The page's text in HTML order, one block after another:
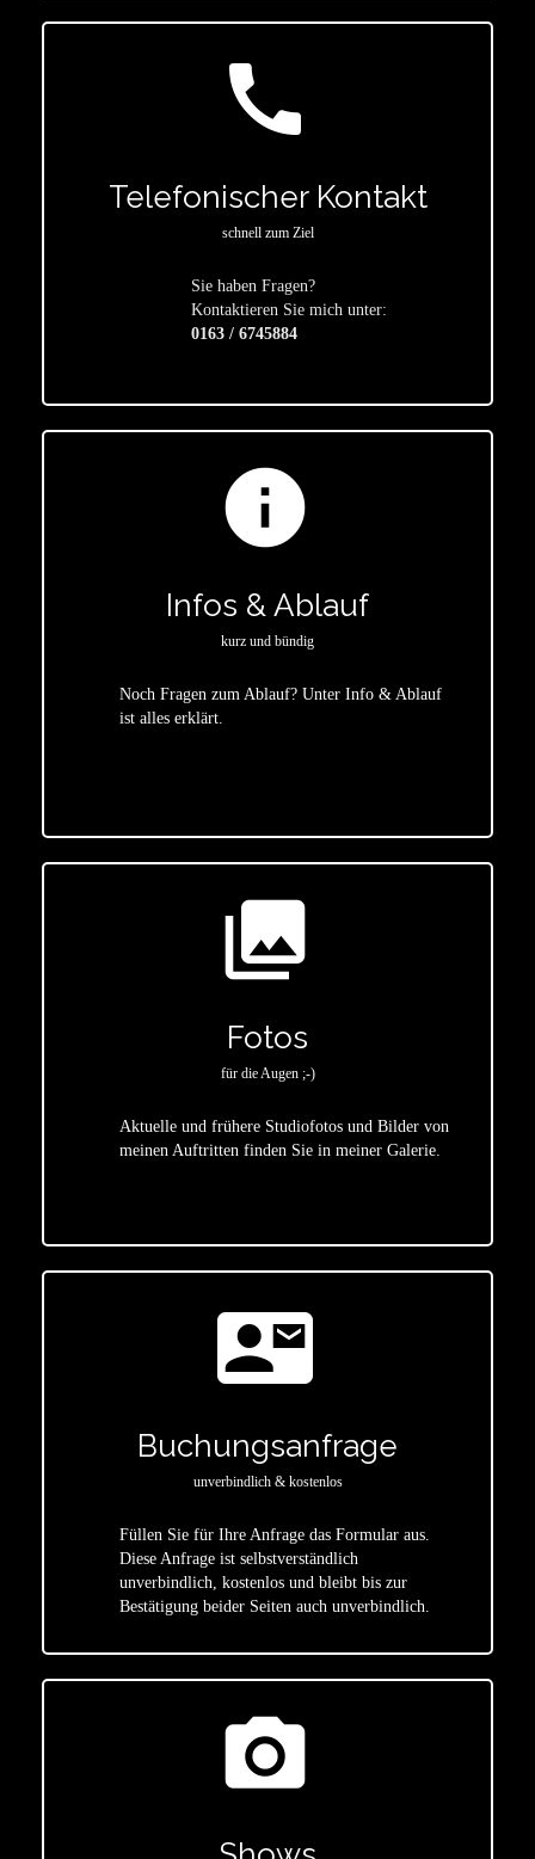
call
Telefonischer Kontakt
schnell zum Ziel
Sie haben Fragen?
Kontaktieren Sie mich unter:
0163 / 6745884
info
Infos & Ablauf
kurz und bündig
Noch Fragen zum Ablauf? Unter Info & Ablauf
ist alles erklärt.
photo_library
Fotos
für die Augen ;-)
Aktuelle und frühere Studiofotos und Bilder von
meinen Auftritten finden Sie in meiner Galerie.
contact_mail
Buchungsanfrage
unverbindlich & kostenlos
Füllen Sie für Ihre Anfrage das Formular aus.
Diese Anfrage ist selbstverständlich
unverbindlich, kostenlos und bleibt bis zur
Bestätigung beider Seiten auch unverbindlich.
photo_camera